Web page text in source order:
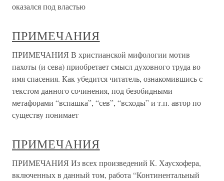
оказался под властью
ПРИМЕЧАНИЯ
ПРИМЕЧАНИЯ В христианской мифологии мотив
пахоты (и сева) приобретает смысл духовного труда во
имя спасения. Как убедится читатель, ознакомившись с
текстом данного сочинения, под безобидными
метафорами “вспашка”, “сев”, “всходы” и т.п. автор по
существу понимает
ПРИМЕЧАНИЯ
ПРИМЕЧАНИЯ Из всех произведений К. Хаусхофера,
включенных в данный том, работа “Континентальный